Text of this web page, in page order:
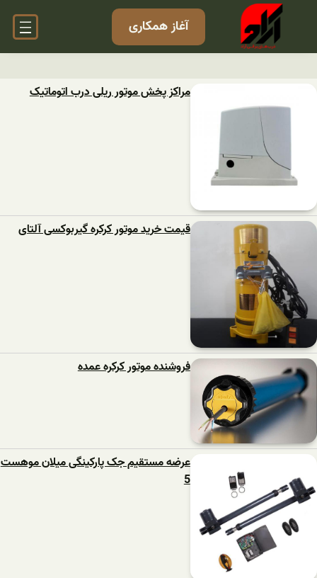
آغاز همکاری
مراکز پخش موتور ریلی درب اتوماتیک
قیمت خرید موتور کرکره گیربوکسی آلتای
فروشنده موتور کرکره عمده
عرضه مستقیم جک پارکینگی میلان موهست
5